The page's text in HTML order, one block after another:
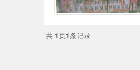
共 1页1条记录